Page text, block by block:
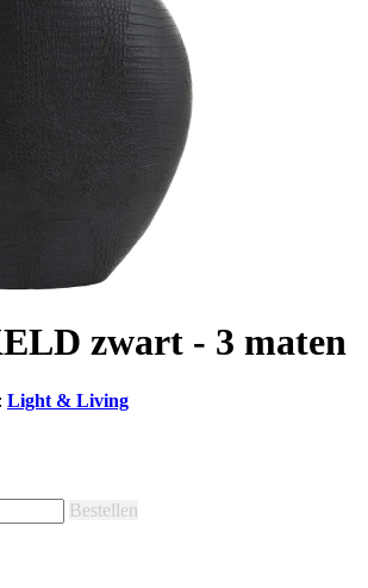
zwart - 3 maten
Light & Living
Bestellen